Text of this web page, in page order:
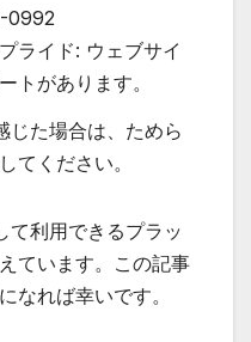
0992
ライド: ウェブサイ
トがあります。
じた場合は、ためら
てください。
て利用できるプラッ
ています。この記事
なれば幸いです。